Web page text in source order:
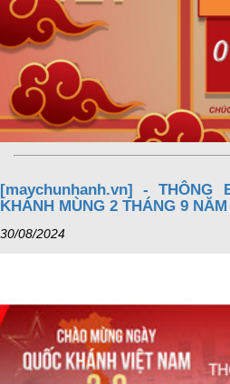
[maychunhanh.vn] - THÔNG
KHÁNH MÙNG 2 THÁNG 9 NĂM
30/08/2024